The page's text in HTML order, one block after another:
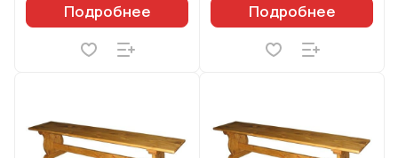
Подробнее Подробнее